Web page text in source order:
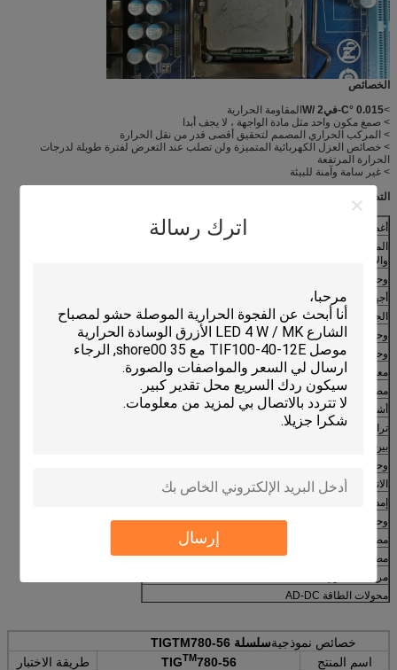
اترك رسالة
إرسال
الخصائص
>0.015 °C-في2 /W
المقاومة الحرارية
> صمغ مكون واحد مثل مادة الواجهة ، لا يجف أبدا
> المركب الحراري المصمم لتحقيق أقصى قدر من نقل الحرارة
> خصائص العزل الكهربائية المتميزة ولن تصلب عند التعرض لفترة طويلة لدرجات
الحرارة المرتفعة
> غير سامة وآمنة للبيئة
التطبيقات
أغطية أشباه الموصلات ومساحات الحرارة
المقاومات الكهربائية والهياكل الهيكلية، الحرارة
والأسطح المزدوجة، وأجهزة التبريد الحراري
وحدة المعالجة المركزية ووحدات المعالجة المركزية
أجهزة التوزيع الآلي والطباعة الشبكية
الجوال، سطح المكتب
وحدات التحكم في المحركات والحركات
وحدات الذاكرة
معدات تحويل الطاقة
مصادر الطاقة و UPS
أشباه الموصلات القوية
ترانزستورات ثنائية القطب المتكاملة (IGBT)
بين أي أشباه الموصلات المولدة للحرارة ومغسلة الحرارة
وحدات طاقة مخصصة
الاتصالات السلكية واللاسلكية والسيارات
إمدادات الطاقة LED
وحدة تحكم LED
مصابيح LED
مصباح سقف LED
مراقبة صندوق الطاقة
محولات الطاقة AD-DC
مصدر طاقة مضاد للماء
خصائص نموذجيةسلسلة TIGTM780-56
اسم المنتج
TIGTM780-56
طريقة الاختبار